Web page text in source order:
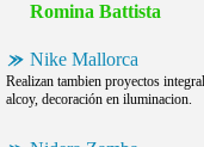
Romina Battista
Nike Mallorca
Realizan tambien proyectos
alcoy, decoración en iluminacion.